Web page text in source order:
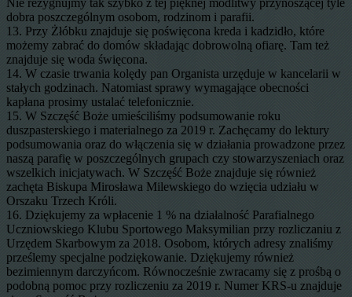
dobra poszczególnym osobom, rodzinom i parafii.
13. Przy Żłóbku znajduje się poświęcona kreda i kadzidło, które
możemy zabrać do domów składając dobrowolną ofiarę. Tam też
znajduje się woda święcona.
14. W czasie trwania kolędy pan Organista urzęduje w kancelarii w
stałych godzinach. Natomiast sprawy wymagające obecności
kapłana prosimy ustalać telefonicznie.
15. W Szczęść Boże umieściliśmy podsumowanie roku
duszpasterskiego i materialnego za 2019 r. Zachęcamy do lektury
podsumowania oraz do włączenia się w działania prowadzone przez
naszą parafię w poszczególnych grupach czy stowarzyszeniach oraz
wszelkich inicjatywach. W Szczęść Boże znajduje się również
zachęta Biskupa Mirosława Milewskiego do wzięcia udziału w
Orszaku Trzech Króli.
16. Dziękujemy za wpłacenie 1 % na działalność Parafialnego
Uczniowskiego Klubu Sportowego Maksymilian przy rozliczaniu z
Urzędem Skarbowym za 2018. Osobom, których adresy znaliśmy
prześlemy specjalne podziękowanie. Dziękujemy również
bezimiennym darczyńcom. Równocześnie zwracamy się z prośbą o
podobną pomoc przy rozliczeniu za 2019 r. Numer KRS-u znajduje